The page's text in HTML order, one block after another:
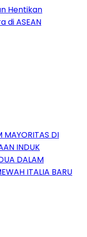
Hentikan
di ASEAN
MAYORITAS DI
INDUK
DALAM
ITALIA BARU